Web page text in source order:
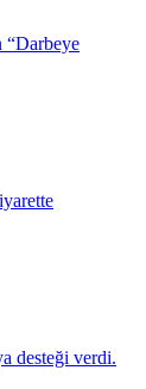
“Darbeye
desteği verdi.